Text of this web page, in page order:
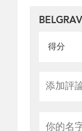
得分